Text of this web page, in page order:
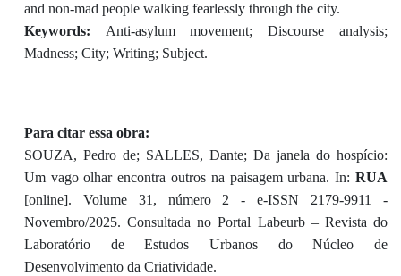
and non-mad people walking fearlessly through the city.
Keywords: Anti-asylum movement; Discourse analysis;
Madness; City; Writing; Subject.
Para citar essa obra:
SOUZA, Pedro de; SALLES, Dante; Da janela do hospício:
Um vago olhar encontra outros na paisagem urbana. In: RUA
[online]. Volume 31, número 2 - e-ISSN 2179-9911 -
Novembro/2025. Consultada no Portal Labeurb – Revista do
Laboratório de Estudos Urbanos do Núcleo de
Desenvolvimento da Criatividade.